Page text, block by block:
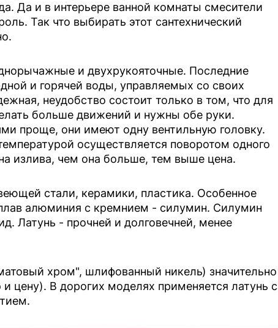
Да и в интерьере ванной комнаты смесители
Так что выбирать этот сантехнический
и двухрукояточные. Последние
и горячей воды, управляемых со своих
неудобство состоит только в том, что для
больше движений и нужны обе руки.
проще, они имеют одну вентильную головку.
осуществляется поворотом одного
излива, чем она больше, тем выше цена.
стали, керамики, пластика. Особенное
алюминия с кремнием - силумин. Силумин
Латунь - прочней и долговечней, менее
хром", шлифованный никель) значительно
цену). В дорогих моделях применяется латунь с